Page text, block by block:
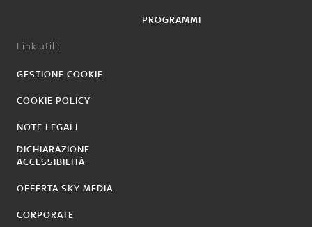
PROGRAMMI
Link utili:
GESTIONE COOKIE
COOKIE POLICY
NOTE LEGALI
DICHIARAZIONE
ACCESSIBILITÀ
OFFERTA SKY MEDIA
CORPORATE